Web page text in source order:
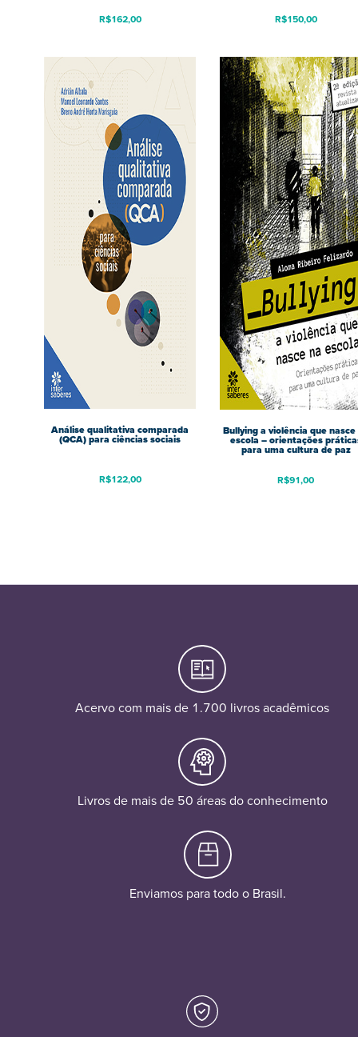
R$162,00 R$150,00
Análise qualitativa comparada
(QCA) para ciências sociais
R$122,00
Bullying a violência que nasce
escola – orientações
para uma cultura de paz
R$91,00
Acervo com mais de 1.700 livros acadêmicos
Livros de mais de 50 áreas do conhecimento
Enviamos para todo o Brasil.